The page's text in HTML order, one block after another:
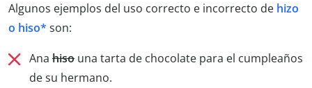
Algunos ejemplos del uso correcto e incorrecto de hizo
o hiso* son:
Ana hiso una tarta de chocolate para el cumpleaños
de su hermano.